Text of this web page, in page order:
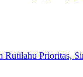
Rutilahu Prioritas,